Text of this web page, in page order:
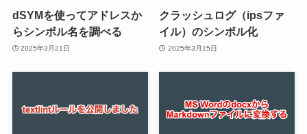
dSYMを使ってアドレスか
らシンボル名を調べる
2025年3月21日
クラッシュログ（ipsファ
イル）のシンボル化
2025年3月15日